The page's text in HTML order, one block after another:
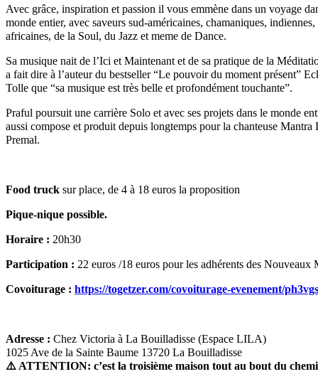
Avec grâce, inspiration et passion il vous emmène dans un voyage
monde entier, avec saveurs sud-américaines, chamaniques, indiennes,
africaines, de la Soul, du Jazz et meme de Dance.
Sa musique nait de l’Ici et Maintenant et de sa pratique de la
a fait dire à l’auteur du bestseller “Le pouvoir du moment présent”
Tolle que “sa musique est très belle et profondément touchante”.
Praful poursuit une carrière Solo et avec ses projets dans le monde
aussi compose et produit depuis longtemps pour la chanteuse Mantra
Premal.
Food truck sur place, de 4 à 18 euros la proposition
Pique-nique possible.
Horaire : 20h30
Participation : 22 euros /18 euros pour les adhérents des Nouveaux
Covoiturage : https://togetzer.com/covoiturage-evenement/ph3vgs
Adresse : Chez Victoria à La Bouilladisse (Espace LILA)
1025 Ave de la Sainte Baume 13720 La Bouilladisse
⚠️ ATTENTION: c’est la troisième maison tout au bout du